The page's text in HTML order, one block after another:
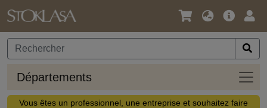
Langue
Devise
Offre
Départements
Vous êtes un professionnel, une entreprise et souhaitez faire